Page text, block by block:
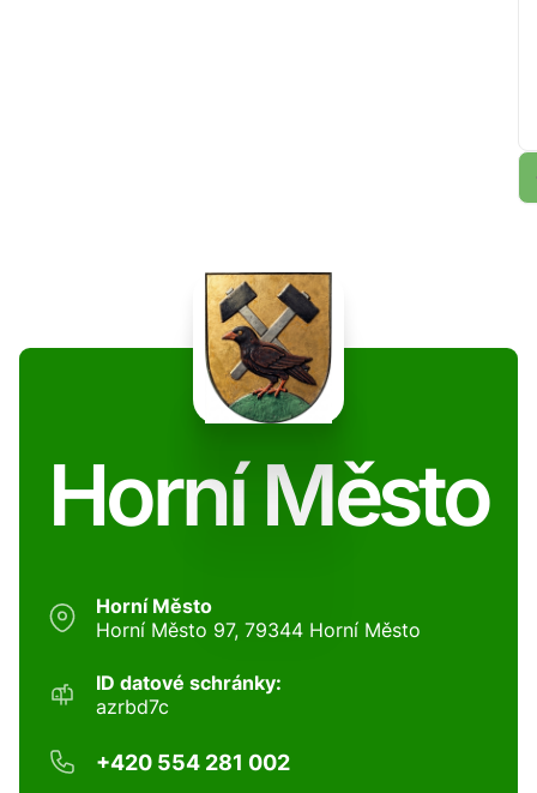
Horní Město
Horní Město
Horní Město 97, 79344 Horní Město
ID datové schránky:
azrbd7c
+420 554 281 002